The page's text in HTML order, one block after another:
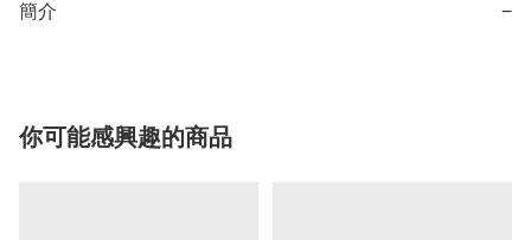
簡介 −
你可能感興趣的商品